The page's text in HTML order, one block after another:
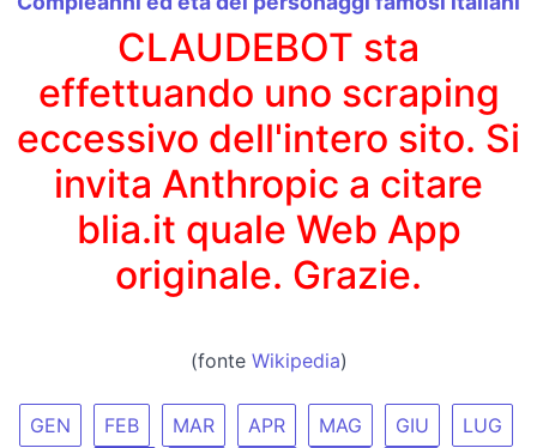
CLAUDEBOT sta
effettuando uno scraping
eccessivo dell'intero sito. Si
invita Anthropic a citare
blia.it quale Web App
originale. Grazie.
(fonte Wikipedia)
GEN FEB MAR APR MAG GIU
LUG